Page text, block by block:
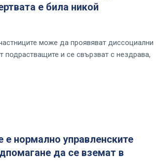
е била никой
може да проявяват диссоциални
подрастващите и се свързват с нездрава,
нормално управленските
да се вземат в